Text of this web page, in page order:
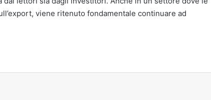
viene ritenuto fondamentale continuare ad